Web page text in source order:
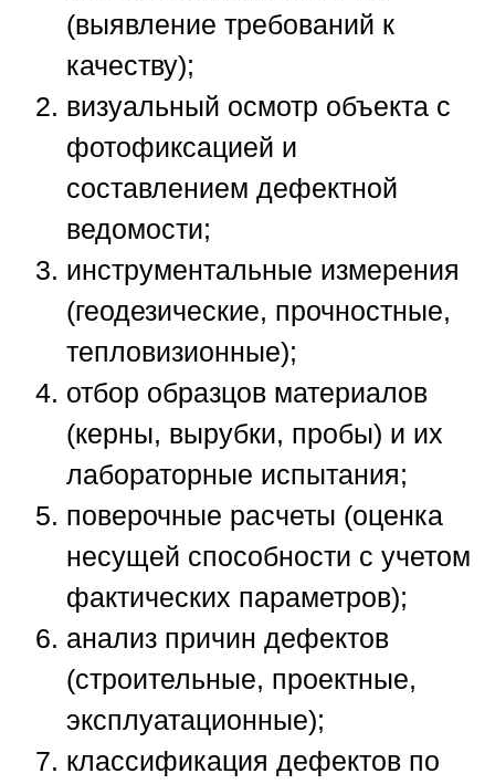
(выявление требований к
качеству);
визуальный осмотр объекта с
фотофиксацией и
составлением дефектной
ведомости;
инструментальные измерения
(геодезические, прочностные,
тепловизионные);
отбор образцов материалов
(керны, вырубки, пробы) и их
лабораторные испытания;
поверочные расчеты (оценка
несущей способности с учетом
фактических параметров);
анализ причин дефектов
(строительные, проектные,
эксплуатационные);
классификация дефектов по